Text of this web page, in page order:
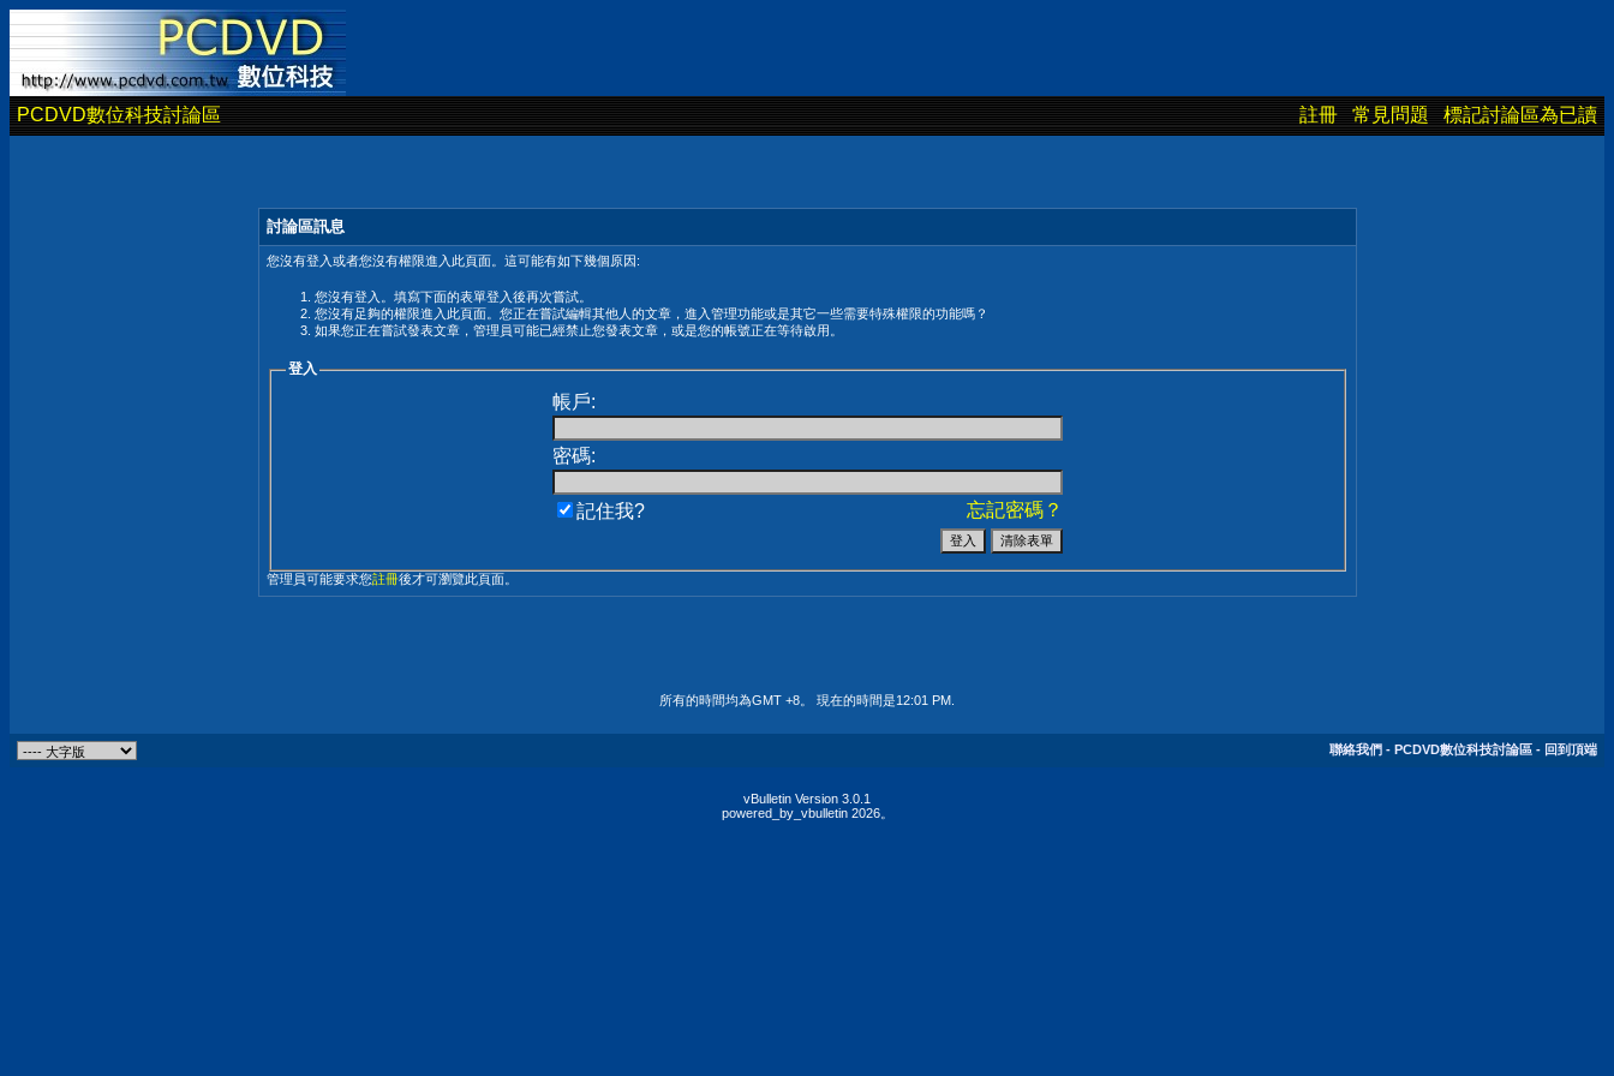
PCDVD數位科技討論區 註冊 常見問題 標記討論區為已讀
討論區訊息
您沒有登入或者您沒有權限進入此頁面。這可能有如下幾個原因:
您沒有登入。填寫下面的表單登入後再次嘗試。
您沒有足夠的權限進入此頁面。您正在嘗試編輯其他人的文章，進入管理功能或是其它一些需要特殊權限的功能嗎？
如果您正在嘗試發表文章，管理員可能已經禁止您發表文章，或是您的帳號正在等待啟用。
登入
帳戶:
密碼:
忘記密碼？
記住我?
管理員可能要求您註冊後才可瀏覽此頁面。
所有的時間均為GMT +8。 現在的時間是12:01 PM
聯絡我們 - PCDVD數位科技討論區 - 回到頂端
vBulletin Version 3.0.1
powered_by_vbulletin 2026。